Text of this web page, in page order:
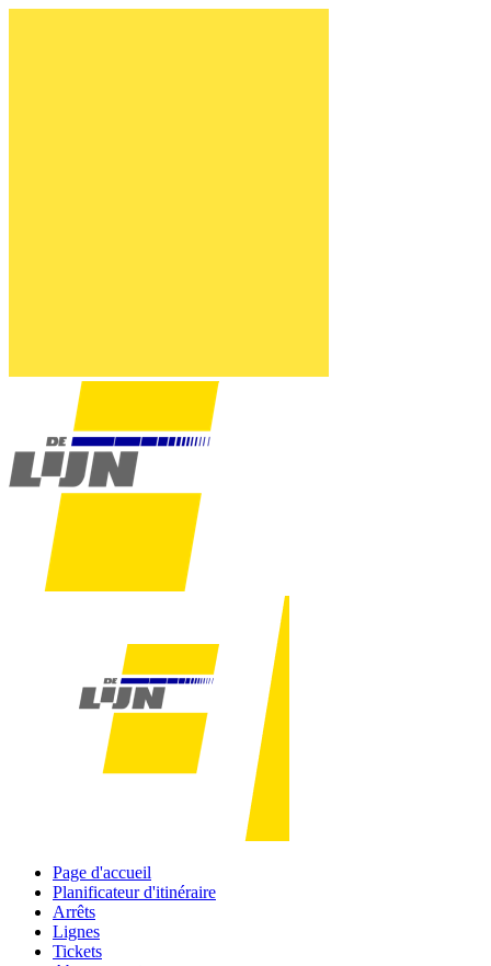
Page d'accueil
Planificateur d'itinéraire
Arrêts
Lignes
Tickets